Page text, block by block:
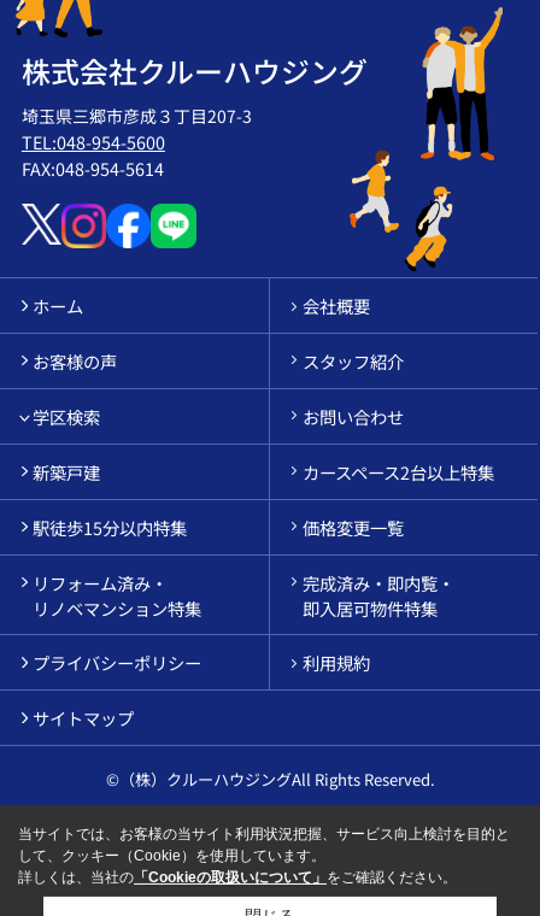
株式会社クルーハウジング
埼玉県三郷市彦成３丁目207-3
TEL:048-954-5600
FAX:048-954-5614
ホーム 会社概要
お客様の声 スタッフ紹介
学区検索 お問い合わせ
新築戸建 カースペース2台以上特集
駅徒歩15分以内特集 価格変更一覧
リフォーム済み・
リノベマンション特集
完成済み・即内覧・
即入居可物件特集
プライバシーポリシー 利用規約
サイトマップ
©（株）クルーハウジングAll Rights Reserved.
当サイトでは、お客様の当サイト利用状況把握、サービス向上検討を目的と
して、クッキー（Cookie）を使用しています。
詳しくは、当社の 「Cookieの取扱いについて」 をご確認ください。